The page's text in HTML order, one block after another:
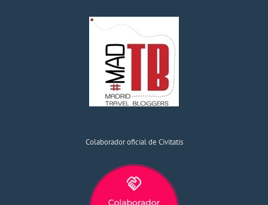
Colaborador oficial de Civitatis